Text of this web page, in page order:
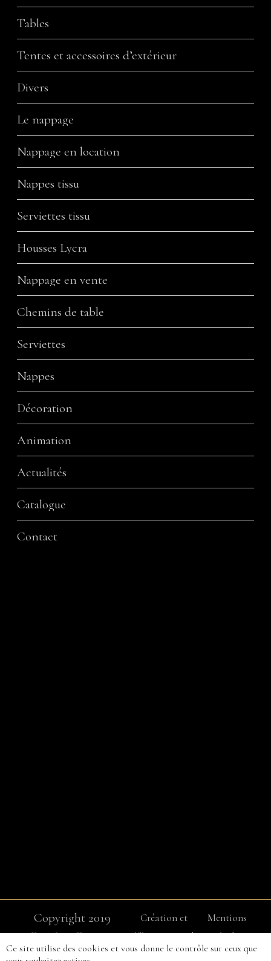
Tables
Tentes et accessoires d’extérieur
Divers
Le nappage
Nappage en location
Nappes tissu
Serviettes tissu
Housses Lycra
Nappage en vente
Chemins de table
Serviettes
Nappes
Décoration
Animation
Actualités
Catalogue
Contact
Copyright 2019
Easy Loc Event –
Tous droits
Création et
référencement du
site internet : IMS
Mentions
Légales
Ce site utilise des cookies et vous donne le contrôle sur ceux que